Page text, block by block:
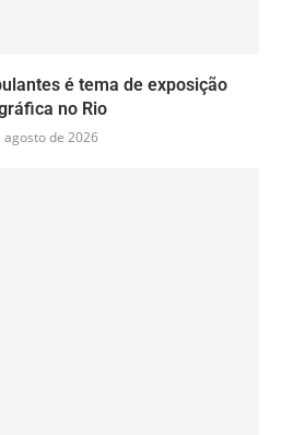
é tema de exposição
no Rio
agosto de 2026